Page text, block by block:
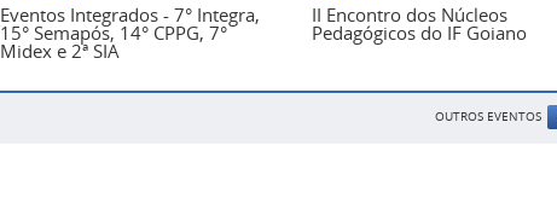
Eventos Integrados - 7° Integra,
15° Semapós, 14° CPPG, 7°
Midex e 2ª SIA
II Encontro dos Núcleos
Pedagógicos do IF Goiano
OUTROS EVENTOS